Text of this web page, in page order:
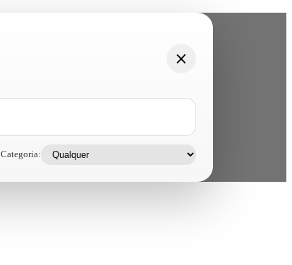
Categoria: